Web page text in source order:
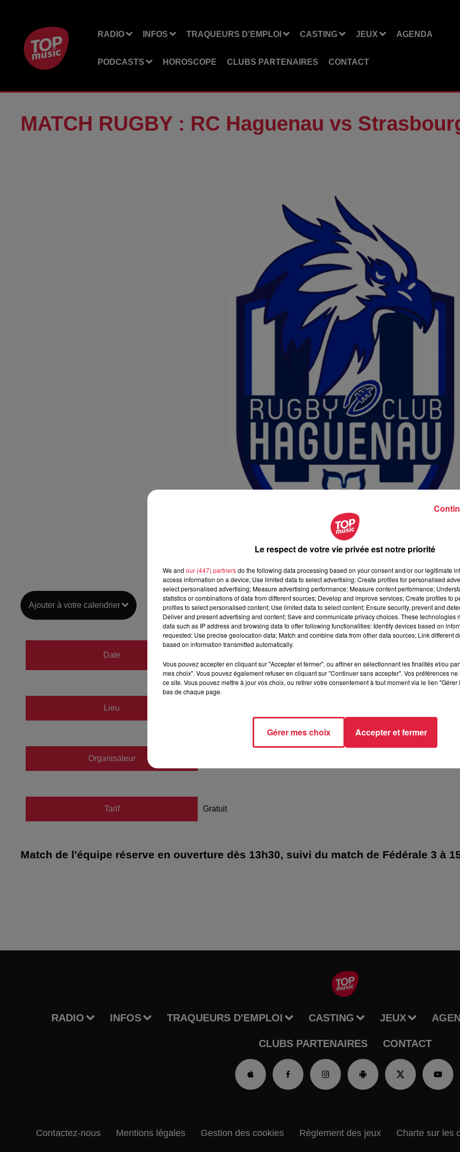
RADIO INFOS TRAQUEURS D'EMPLOI CASTING JEUX AGENDA
PODCASTS HOROSCOPE CLUBS PARTENAIRES CONTACT
MATCH RUGBY : RC Haguenau vs
Ajouter à votre calendrier
Date
du24 mars 2024 à 13h30
au24 mars 2024 à 18h00
Lieu
Haguenau
Organisateur
Tarif Gratuit
Match de l'équipe réserve en ouverture dès 13h30, suivi du match de Fédérale 3 à
RADIO INFOS TRAQUEURS D'EMPLOI CASTING JEUX
CLUBS PARTENAIRES CONTACT
Contactez-nous Mentions légales Gestion des cookies Règlement des jeux Charte sur les
Le respect de votre vie privée est notre priorité
We and our (447) partnersdo the following data processing based on your consent and/or our legitimate
access information on a device; Use limited data to select advertising; Create profiles for personalised
select personalised advertising; Measure advertising performance; Measure content performance;
statistics or combinations of data from different sources; Develop and improve services; Create profiles to
profiles to select personalised content; Use limited data to select content; Ensure security, prevent and
Deliver and present advertising and content; Save and communicate privacy choices. These technologies
data such as IP address and browsing data to offer following functionalities: Identify devices based on
requested; Use precise geolocation data; Match and combine data from other data sources; Link different
based on information transmitted automatically.
Vous pouvez accepter en cliquant sur "Accepter et fermer", ou affiner en sélectionnant les finalités et/ou
mes choix". Vous pouvez également refuser en cliquant sur "Continuer sans accepter". Vos préférences
ce site. Vous pouvez mettre à jour vos choix, ou retirer votre consentement à tout moment via le lien
bas de chaque page.
Gérer mes choix Accepter et fermer